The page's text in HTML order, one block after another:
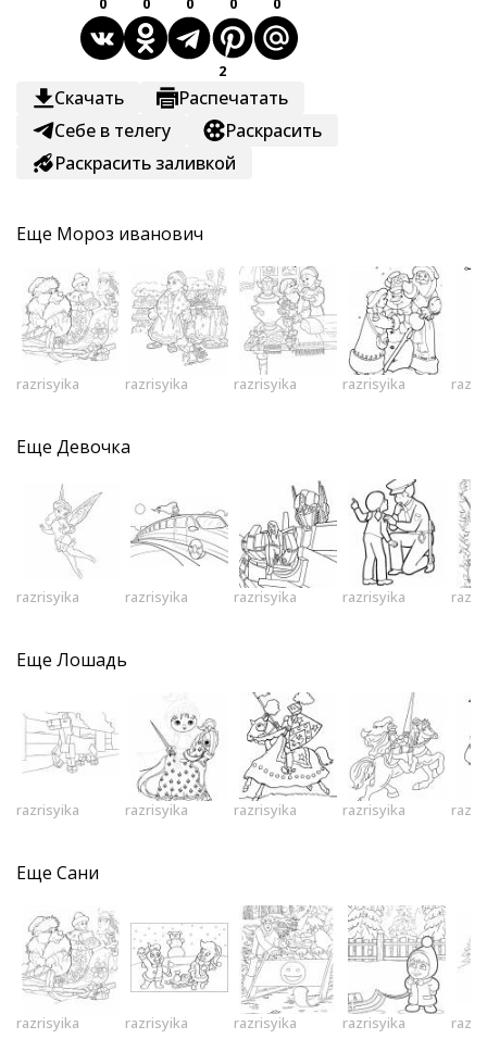
Скачать
2
Распечатать
Себе в телегу
Раскрасить
Раскрасить заливкой
Еще Мороз иванович
razrisyika razrisyika razrisyika razrisyika
Еще Девочка
razrisyika razrisyika razrisyika razrisyika
Еще Лошадь
razrisyika razrisyika razrisyika razrisyika
Еще Сани
razrisyika razrisyika razrisyika razrisyika